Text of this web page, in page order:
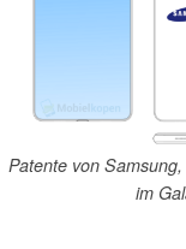
Patente von
im